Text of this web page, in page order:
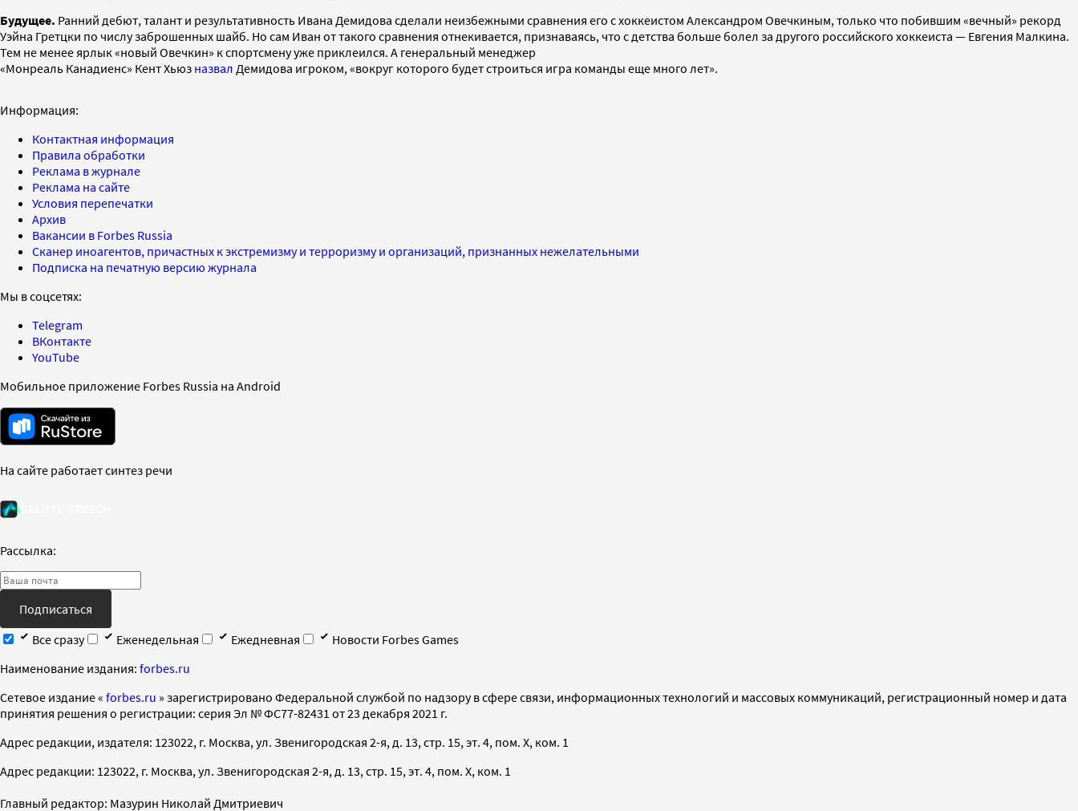
Будущее. Ранний дебют, талант и результативность Ивана Демидова сделали неизбежными сравнения его с хоккеистом Александром Овечкиным, только что побившим «вечный» рекорд
Уэйна Гретцки по числу заброшенных шайб. Но сам Иван от такого сравнения отнекивается, признаваясь, что с детства больше болел за другого российского хоккеиста — Евгения Малкина.
Тем не менее ярлык «новый Овечкин» к спортсмену уже приклеился. А генеральный менеджер
«Монреаль Канадиенс» Кент Хьюз назвал Демидова игроком, «вокруг которого будет строиться игра команды еще много лет».
Информация:
Контактная информация
Правила обработки
Реклама в журнале
Реклама на сайте
Условия перепечатки
Архив
Вакансии в Forbes Russia
Сканер иноагентов, причастных к экстремизму и терроризму и организаций, признанных нежелательными
Подписка на печатную версию журнала
Мы в соцсетях:
Telegram
ВКонтакте
YouTube
Мобильное приложение Forbes Russia на Android
На сайте работает синтез речи
Рассылка:
Подписаться
Все сразу
Еженедельная Ежедневная
Новости Forbes Games
Наименование издания: forbes.ru
Cетевое издание « forbes.ru » зарегистрировано Федеральной службой по надзору в сфере связи, информационных технологий и массовых коммуникаций, регистрационный номер и дата
принятия решения о регистрации: серия Эл № ФС77-82431 от 23 декабря 2021 г.
Адрес редакции, издателя: 123022, г. Москва, ул. Звенигородская 2-я, д. 13, стр. 15, эт. 4, пом. X, ком. 1
Адрес редакции: 123022, г. Москва, ул. Звенигородская 2-я, д. 13, стр. 15, эт. 4, пом. X, ком. 1
Главный редактор: Мазурин Николай Дмитриевич